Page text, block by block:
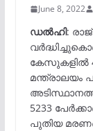
June 8, 2022
ഡൽഹി:
കേസുകളിൽ
മന്ത്രാലയം
5233
പുതിയ